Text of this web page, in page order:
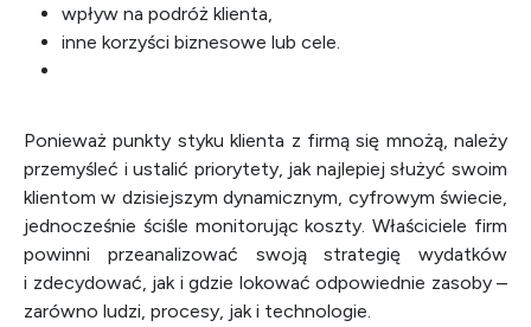
wpływ na podróż klienta,
inne korzyści biznesowe lub cele.
Ponieważ punkty styku klienta z firmą się mnożą, należy
przemyśleć i ustalić priorytety, jak najlepiej służyć swoim
klientom w dzisiejszym dynamicznym, cyfrowym świecie,
jednocześnie ściśle monitorując koszty. Właściciele firm
powinni przeanalizować swoją strategię wydatków
i zdecydować, jak i gdzie lokować odpowiednie zasoby –
zarówno ludzi, procesy, jak i technologie.